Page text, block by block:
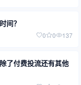
间？
0 0 137
了付费投流还有其他